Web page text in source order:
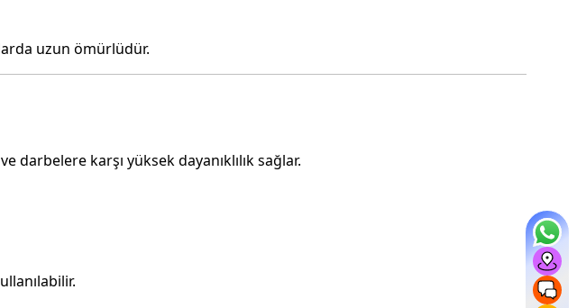
uzun ömürlüdür.
darbelere karşı yüksek dayanıklılık sağlar.